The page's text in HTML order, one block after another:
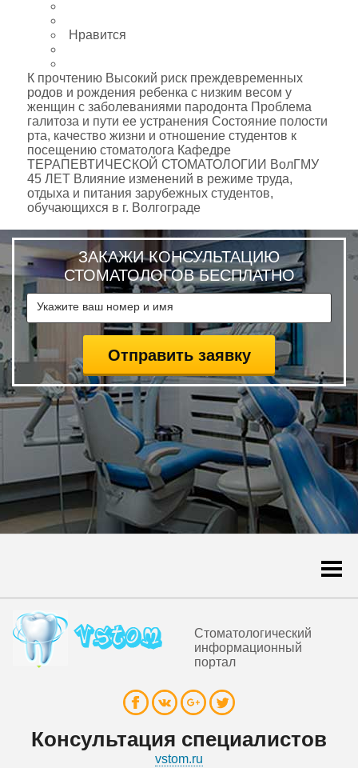
Нравится
К прочтению Высокий риск преждевременных
родов и рождения ребенка с низким весом у
женщин с заболеваниями пародонта Проблема
галитоза и пути ее устранения Состояние полости
рта, качество жизни и отношение студентов к
посещению стоматолога Кафедре
ТЕРАПЕВТИЧЕСКОЙ СТОМАТОЛОГИИ ВолГМУ
45 ЛЕТ Влияние изменений в режиме труда,
отдыха и питания зарубежных студентов,
обучающихся в г. Волгограде
ЗАКАЖИ КОНСУЛЬТАЦИЮ
СТОМАТОЛОГОВ БЕСПЛАТНО
Стоматологический
информационный
портал
Консультация специалистов
vstom.ru